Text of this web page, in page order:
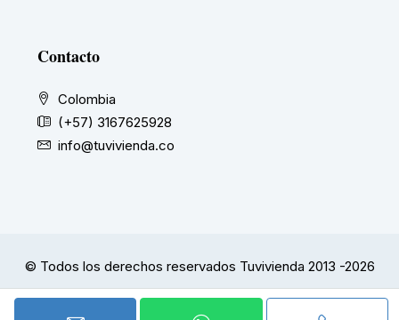
Contacto
Colombia
(+57) 3167625928
info@tuvivienda.co
© Todos los derechos reservados Tuvivienda 2013 -2026